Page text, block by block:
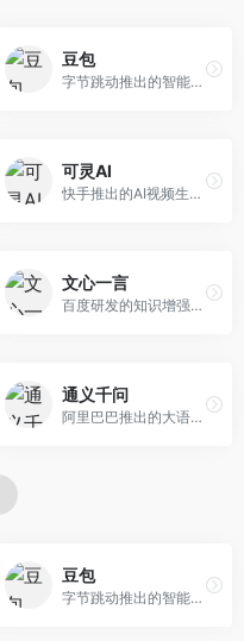
豆包
字节跳动推出的智能对话助手平台，提供文本创作、知识问答、英语学习等多种AI服务。面向普通用户和内容创作者，支持多轮对话和文件解析，免费使用，响应速度快，中文理解能力强。
可灵AI
快手推出的AI视频生成平台，支持文生视频和图生视频，可生成长达2分钟的高质量视频内容。面向短视频创作者和营销人员，操作简便，生成效果逼真，适合商业推广和创意表达。
文心一言
百度研发的知识增强大语言模型，深度融合百度知识图谱和搜索能力。面向中文用户，提供知识问答、文本创作、逻辑推理等服务，中文语境理解准确，知识覆盖面广。
通义千问
阿里巴巴推出的大语言模型平台，提供对话问答、文档处理、图像理解、代码编写等全方位AI服务。面向企业用户和个人开发者，集成阿里云生态，支持多模态交互，企业级安全保障。
豆包
字节跳动推出的智能对话助手平台，提供文本创作、知识问答、英语学习等多种AI服务。面向普通用户和内容创作者，支持多轮对话和文件解析，免费使用，响应速度快，中文理解能力强。